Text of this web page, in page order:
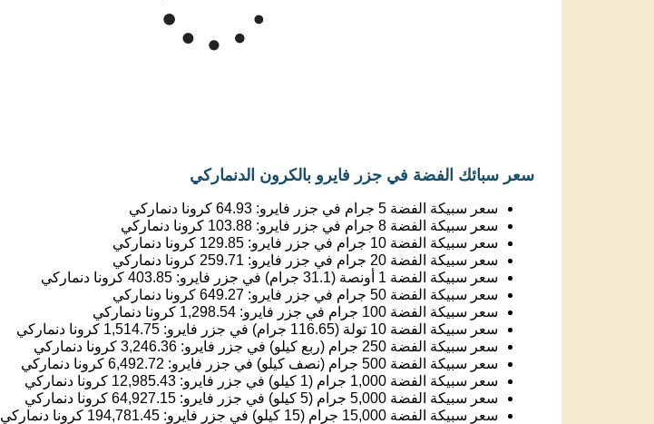
سعر سبائك الفضة في جزر فايرو بالكرون الدنماركي
سعر سبيكة الفضة 5 جرام في جزر فايرو: 64.93 كرونا دنماركي
سعر سبيكة الفضة 8 جرام في جزر فايرو:
103.88 كرونا دنماركي
سعر سبيكة الفضة 10 جرام في جزر فايرو:
129.85 كرونا دنماركي
سعر سبيكة الفضة 20 جرام في جزر فايرو:
259.71 كرونا دنماركي
سعر سبيكة الفضة 1 أونصة (31.1 جرام) في جزر فايرو:
403.85 كرونا دنماركي
سعر سبيكة الفضة 50 جرام في جزر فايرو:
649.27 كرونا دنماركي
سعر سبيكة الفضة 100 جرام في جزر فايرو:
1,298.54 كرونا دنماركي
سعر سبيكة الفضة 10 تولة (116.65 جرام) في جزر فايرو:
1,514.75 كرونا دنماركي
سعر سبيكة الفضة 250 جرام (ربع كيلو) في جزر فايرو:
3,246.36 كرونا دنماركي
سعر سبيكة الفضة 500 جرام (نصف كيلو) في جزر فايرو:
6,492.72 كرونا دنماركي
سعر سبيكة الفضة 1,000 جرام (1 كيلو) في جزر فايرو:
12,985.43 كرونا دنماركي
سعر سبيكة الفضة 5,000 جرام (5 كيلو) في جزر فايرو:
64,927.15 كرونا دنماركي
سعر سبيكة الفضة 15,000 جرام (15 كيلو) في جزر فايرو:
194,781.45 كرونا دنماركي